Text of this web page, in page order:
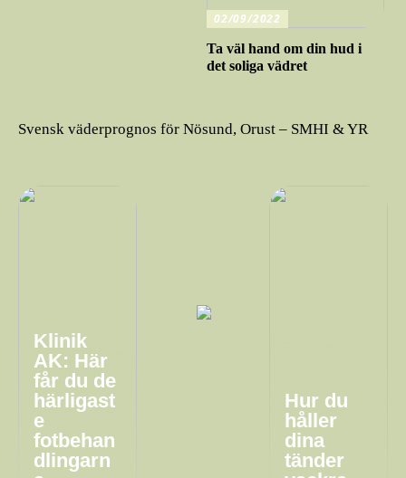
02/09/2022
Ta väl hand om din hud i
det soliga vädret
Svensk väderprognos för Nösund, Orust – SMHI & YR
Klinik
AK: Här
får du de
härligast
e
fotbehan
dlingarn
Hur du
håller
dina
tänder